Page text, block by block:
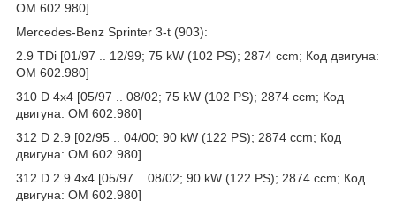
OM 602.980]
Mercedes-Benz Sprinter 3-t (903):
2.9 TDi [01/97 .. 12/99; 75 kW (102 PS); 2874 ccm; Код двигуна:
OM 602.980]
310 D 4x4 [05/97 .. 08/02; 75 kW (102 PS); 2874 ccm; Код
двигуна: OM 602.980]
312 D 2.9 [02/95 .. 04/00; 90 kW (122 PS); 2874 ccm; Код
двигуна: OM 602.980]
312 D 2.9 4x4 [05/97 .. 08/02; 90 kW (122 PS); 2874 ccm; Код
двигуна: OM 602.980]